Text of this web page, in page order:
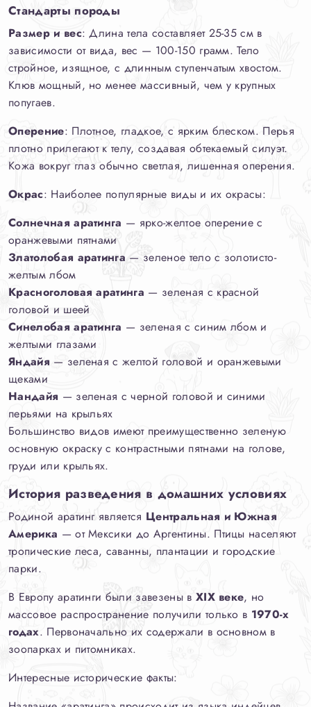
Стандарты породы
Размер и вес: Длина тела составляет 25-35 см в
зависимости от вида, вес — 100-150 грамм. Тело
стройное, изящное, с длинным ступенчатым хвостом.
Клюв мощный, но менее массивный, чем у крупных
попугаев.
Оперение: Плотное, гладкое, с ярким блеском. Перья
плотно прилегают к телу, создавая обтекаемый силуэт.
Кожа вокруг глаз обычно светлая, лишенная оперения.
Окрас: Наиболее популярные виды и их окрасы:
Солнечная аратинга — ярко-желтое оперение с
оранжевыми пятнами
Златолобая аратинга — зеленое тело с золотисто-
желтым лбом
Красноголовая аратинга — зеленая с красной
головой и шеей
Синелобая аратинга — зеленая с синим лбом и
желтыми глазами
Яндайя — зеленая с желтой головой и оранжевыми
щеками
Нандайя — зеленая с черной головой и синими
перьями на крыльях
Большинство видов имеют преимущественно зеленую
основную окраску с контрастными пятнами на голове,
груди или крыльях.
История разведения в домашних условиях
Родиной аратинг является Центральная и Южная
Америка — от Мексики до Аргентины. Птицы населяют
тропические леса, саванны, плантации и городские
парки.
В Европу аратинги были завезены в XIX веке, но
массовое распространение получили только в 1970-х
годах. Первоначально их содержали в основном в
зоопарках и питомниках.
Интересные исторические факты: